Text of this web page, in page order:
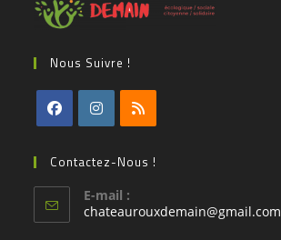
Nous Suivre !
Contactez-Nous !
E-mail :
chateaurouxdemain@gmail.com